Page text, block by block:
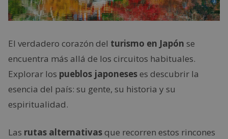
El verdadero corazón del turismo en Japón se
encuentra más allá de los circuitos habituales.
Explorar los pueblos japoneseses descubrir la
esencia del país: su gente, su historia y su
espiritualidad.
Las rutas alternativasque recorren estos rincones